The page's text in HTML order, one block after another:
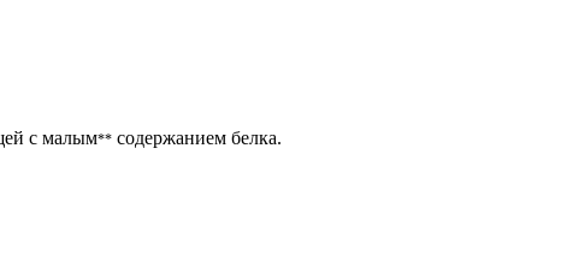
с малым**содержанием белка.